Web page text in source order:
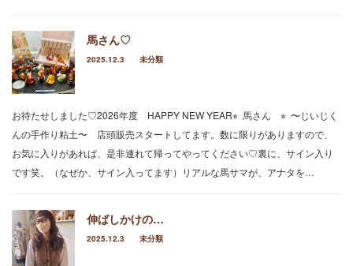
馬さん♡
2025.12.3 未分類
お待たせしました♡2026年度 HAPPY NEW YEAR⭐︎ 馬さん ⭐︎ 〜じいじく
んの手作り粘土〜 店頭販売スタートしてます。数に限りがありますので、
お気に入りがあれば、是非連れて帰ってやってください♡裏に、サイン入り
です笑。（なぜか、サイン入ってます）リアルな馬サマが、アナタを…
伸ばしかけの…
2025.12.3 未分類
2025.11.17
Ｏに合わせて、このくらいのラインで、テ…